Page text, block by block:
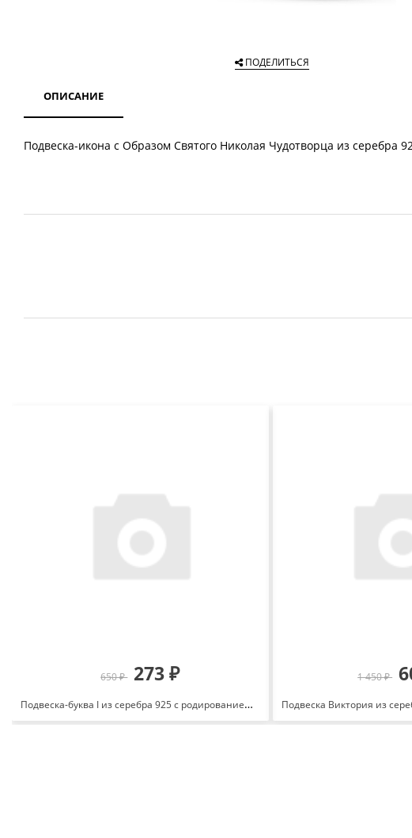
ПОДЕЛИТЬСЯ
ОПИСАНИЕ
Подвеска-икона с Образом Святого Николая Чудотворца из серебра
650 ₽ 273 ₽
Подвеска-буква I из серебра 925 с родированием 3000-3044
1 450 ₽